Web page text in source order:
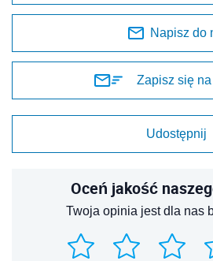
Napisz do
Zapisz się
Udostępnij
Oceń jakość
Twoja opinia jest dla nas